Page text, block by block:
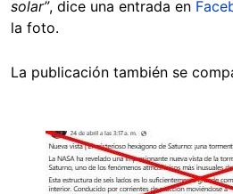
solar”, dice una entrada en
la foto.
La publicación también se
Image